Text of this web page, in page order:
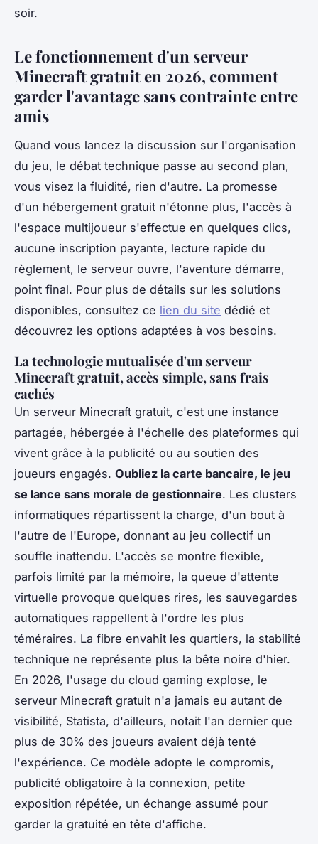
soir.
Le fonctionnement d'un serveur
Minecraft gratuit en 2026, comment
garder l'avantage sans contrainte entre
amis
Quand vous lancez la discussion sur l'organisation
du jeu, le débat technique passe au second plan,
vous visez la fluidité, rien d'autre. La promesse
d'un hébergement gratuit n'étonne plus, l'accès à
l'espace multijoueur s'effectue en quelques clics,
aucune inscription payante, lecture rapide du
règlement, le serveur ouvre, l'aventure démarre,
point final. Pour plus de détails sur les solutions
disponibles, consultez ce lien du site dédié et
découvrez les options adaptées à vos besoins.
La technologie mutualisée d'un serveur
Minecraft gratuit, accès simple, sans frais
cachés
Un serveur Minecraft gratuit, c'est une instance
partagée, hébergée à l'échelle des plateformes qui
vivent grâce à la publicité ou au soutien des
joueurs engagés. Oubliez la carte bancaire, le jeu
se lance sans morale de gestionnaire. Les clusters
informatiques répartissent la charge, d'un bout à
l'autre de l'Europe, donnant au jeu collectif un
souffle inattendu. L'accès se montre flexible,
parfois limité par la mémoire, la queue d'attente
virtuelle provoque quelques rires, les sauvegardes
automatiques rappellent à l'ordre les plus
téméraires. La fibre envahit les quartiers, la stabilité
technique ne représente plus la bête noire d'hier.
En 2026, l'usage du cloud gaming explose, le
serveur Minecraft gratuit n'a jamais eu autant de
visibilité, Statista, d'ailleurs, notait l'an dernier que
plus de 30% des joueurs avaient déjà tenté
l'expérience. Ce modèle adopte le compromis,
publicité obligatoire à la connexion, petite
exposition répétée, un échange assumé pour
garder la gratuité en tête d'affiche.